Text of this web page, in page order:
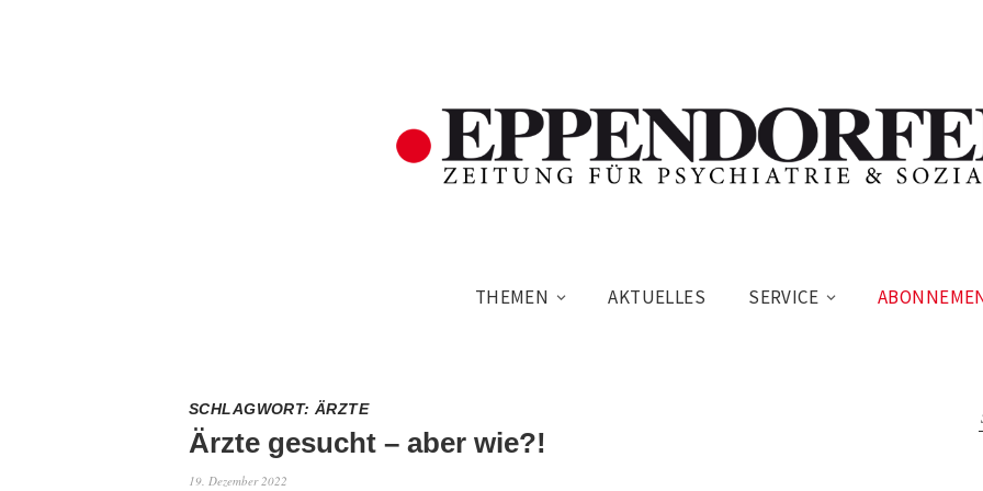
THEMEN AKTUELLES SERVICE
SCHLAGWORT:ÄRZTE
Ärzte gesucht – aber wie?!
19. Dezember 2022